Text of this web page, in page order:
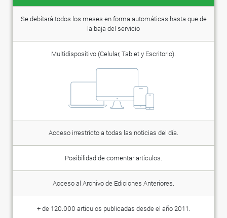
Se debitará todos los meses en forma automáticas hasta que de
la baja del servicio
Multidispositivo (Celular, Tablet y Escritorio).
Acceso irrestricto a todas las noticias del día.
Posibilidad de comentar artículos.
Acceso al Archivo de Ediciones Anteriores.
+ de 120.000 artículos publicadas desde el año 2011.